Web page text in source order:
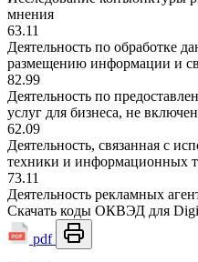
мнения
63.11
Деятельность по обработке
размещению информации и
82.99
Деятельность по
услуг для бизнеса, не
62.09
Деятельность, связанная с
техники и информационных
73.11
Деятельность рекламных
Скачать коды ОКВЭД для
pdf